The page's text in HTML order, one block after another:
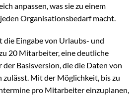
anpassen, was sie zu einem
Organisationsbedarf macht.
Eingabe von Urlaubs- und
20 Mitarbeiter, eine deutliche
Basisversion, die die Daten von
Mit der Möglichkeit, bis zu
pro Mitarbeiter einzuplanen,